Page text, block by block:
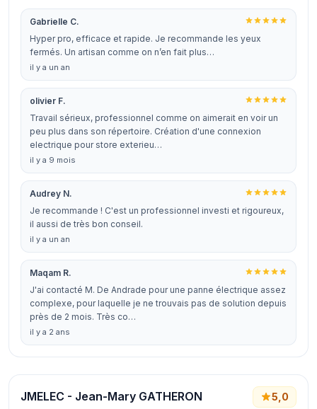
Gabrielle C.
Hyper pro, efficace et rapide. Je recommande les yeux
fermés. Un artisan comme on n’en fait plus…
il y a un an
olivier F.
Travail sérieux, professionnel comme on aimerait en voir un
peu plus dans son répertoire. Création d'une connexion
electrique pour store exterieu…
il y a 9 mois
Audrey N.
Je recommande ! C'est un professionnel investi et rigoureux,
il aussi de très bon conseil.
il y a un an
Maqam R.
J'ai contacté M. De Andrade pour une panne électrique assez
complexe, pour laquelle je ne trouvais pas de solution depuis
près de 2 mois. Très co…
il y a 2 ans
JMELEC - Jean-Mary GATHERON 5,0